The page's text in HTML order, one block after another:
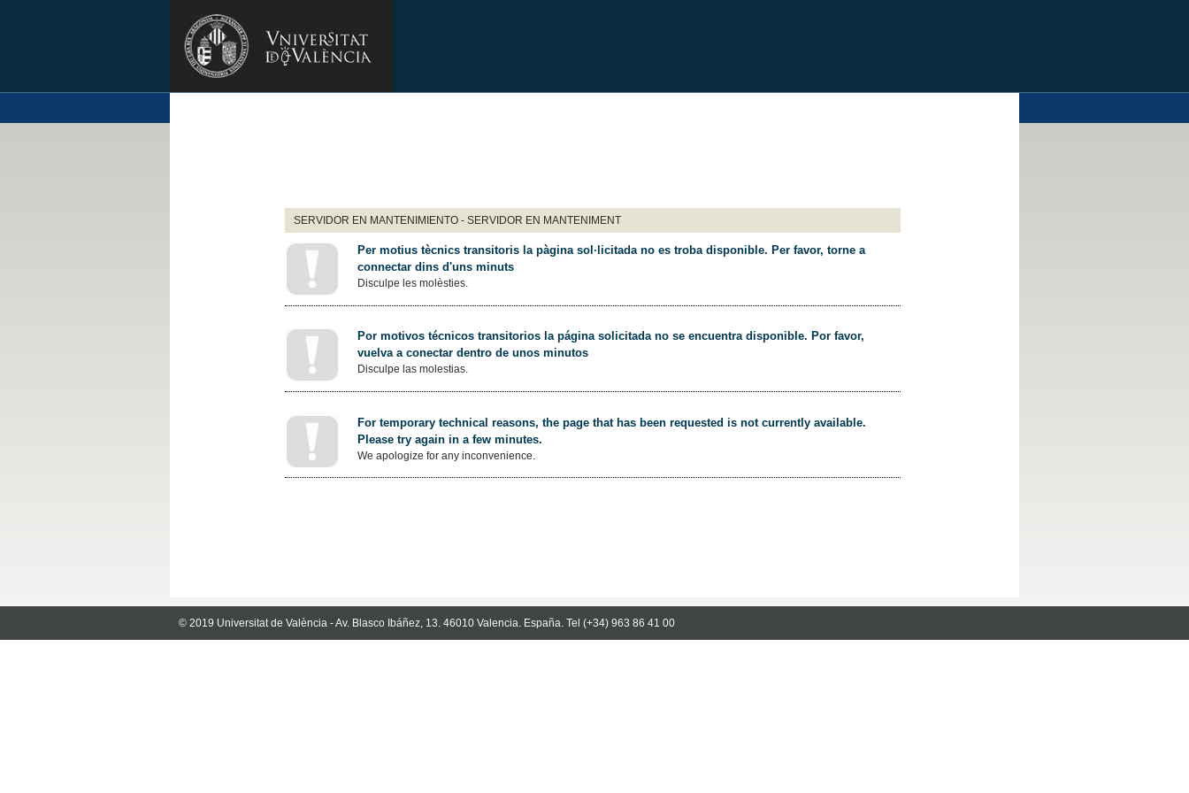
SERVIDOR EN MANTENIMIENTO - SERVIDOR EN MANTENIMENT
Per motius tècnics transitoris la pàgina sol·licitada no es troba disponible. Per favor, torne a
connectar dins d'uns minuts
Disculpe les molèsties.
Por motivos técnicos transitorios la página solicitada no se encuentra disponible. Por favor,
vuelva a conectar dentro de unos minutos
Disculpe las molestias.
For temporary technical reasons, the page that has been requested is not currently available.
Please try again in a few minutes.
We apologize for any inconvenience.
© 2019 Universitat de València - Av. Blasco Ibáñez, 13. 46010 Valencia. España. Tel (+34) 963 86 41 00